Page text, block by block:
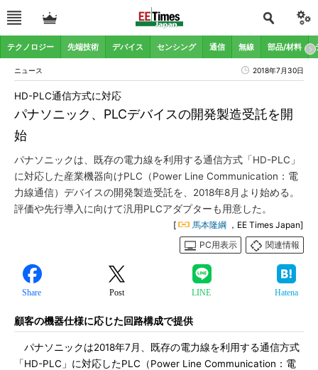
テクノロジー 先端技術 デバイス センシング 通信 無線 部品/材料
ニュース 2018年7月30日
パナソニック、PLCデバイスの開発製造受託を開
始
HD-PLC通信方式に対応
パナソニックは、既存の電力線を利用する通信方式「HD-PLC」
に対応した産業機器向けPLC（Power Line Communication：電
力線通信）デバイスの開発製造受託を、2018年8月より始める。
評価や先行導入に向けて汎用PLCアダプターも用意した。
[ 馬本隆綱 ，EE Times Japan]
PC用表示
関連情報
Share Post LINE Hatena
顧客の機器仕様に応じた回路構成で提供
パナソニックは2018年7月、既存の電力線を利用する通信方式
「HD-PLC」に対応したPLC（Power Line Communication：電